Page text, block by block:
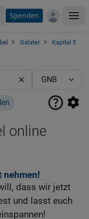
Spenden
Galater
Kapitel 5
online
nehmen!
dass wir jetzt
und lasst euch